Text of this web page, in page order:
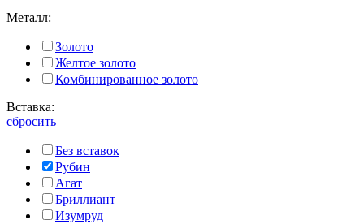
Металл:
Золото
Желтое золото
Комбинированное золото
Вставка:
сбросить
Без вставок
Рубин
Агат
Бриллиант
Изумруд